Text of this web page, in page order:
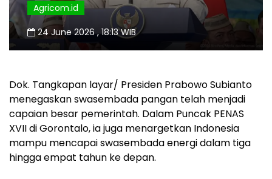
Agricom.id
24 June 2026 , 18:13 WIB
Dok. Tangkapan layar/ Presiden Prabowo Subianto
menegaskan swasembada pangan telah menjadi
capaian besar pemerintah. Dalam Puncak PENAS
XVII di Gorontalo, ia juga menargetkan Indonesia
mampu mencapai swasembada energi dalam tiga
hingga empat tahun ke depan.